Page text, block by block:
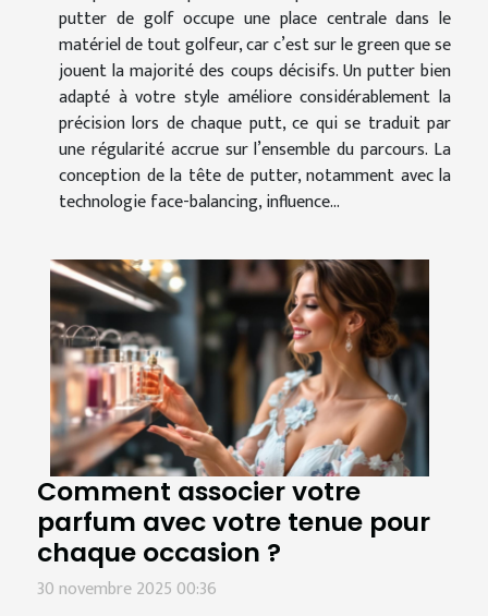
putter de golf occupe une place centrale dans le
matériel de tout golfeur, car c’est sur le green que se
jouent la majorité des coups décisifs. Un putter bien
adapté à votre style améliore considérablement la
précision lors de chaque putt, ce qui se traduit par
une régularité accrue sur l’ensemble du parcours. La
conception de la tête de putter, notamment avec la
technologie face-balancing, influence...
Comment associer votre
parfum avec votre tenue pour
chaque occasion ?
30 novembre 2025 00:36